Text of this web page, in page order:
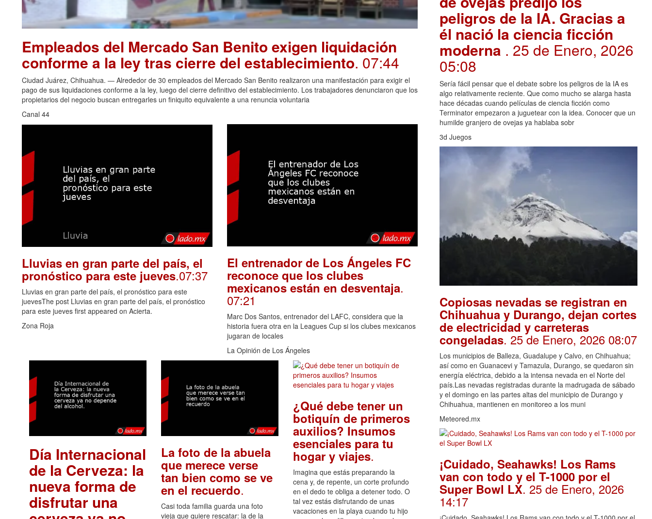
Empleados del Mercado San Benito exigen liquidación
conforme a la ley tras cierre del establecimiento. 07:44
Ciudad Juárez, Chihuahua. — Alrededor de 30 empleados del Mercado San Benito realizaron una manifestación para exigir el
pago de sus liquidaciones conforme a la ley, luego del cierre definitivo del establecimiento. Los trabajadores denunciaron que los
propietarios del negocio buscan entregarles un finiquito equivalente a una renuncia voluntaria
Canal 44
Lluvias en gran parte del país, el
pronóstico para este jueves.07:37
Lluvias en gran parte del país, el pronóstico para este
juevesThe post Lluvias en gran parte del país, el pronóstico
para este jueves first appeared on Acierta.
Zona Roja
El entrenador de Los Ángeles FC
reconoce que los clubes
mexicanos están en desventaja.
07:21
Marc Dos Santos, entrenador del LAFC, considera que la
historia fuera otra en la Leagues Cup si los clubes mexicanos
jugaran de locales
La Opinión de Los Ángeles
Día Internacional
de la Cerveza: la
nueva forma de
disfrutar una
La foto de la abuela
que merece verse
tan bien como se ve
en el recuerdo.
Casi toda familia guarda una foto
vieja que quiere rescatar: la de la
¿Qué debe tener un
botiquín de primeros
auxilios? Insumos
esenciales para tu
hogar y viajes.
Imagina que estás preparando la
cena y, de repente, un corte profundo
en el dedo te obliga a detener todo. O
tal vez estás disfrutando de unas
vacaciones en la playa cuando tu hijo
peligros de la IA. Gracias a
él nació la ciencia ficción
moderna . 25 de Enero, 2026
05:08
Sería fácil pensar que el debate sobre los peligros de la IA es
algo relativamente reciente. Que como mucho se alarga hasta
hace décadas cuando películas de ciencia ficción como
Terminator empezaron a juguetear con la idea. Conocer que un
humilde granjero de ovejas ya hablaba sobr
3d Juegos
Copiosas nevadas se registran en
Chihuahua y Durango, dejan cortes
de electricidad y carreteras
congeladas. 25 de Enero, 2026 08:07
Los municipios de Balleza, Guadalupe y Calvo, en Chihuahua;
así como en Guanacevi y Tamazula, Durango, se quedaron sin
energía eléctrica, debido a la intensa nevada en el Norte del
país.Las nevadas registradas durante la madrugada de sábado
y el domingo en las partes altas del municipio de Durango y
Chihuahua, mantienen en monitoreo a los muni
Meteored.mx
¡Cuidado, Seahawks! Los Rams
van con todo y el T-1000 por el
Super Bowl LX. 25 de Enero, 2026
14:17